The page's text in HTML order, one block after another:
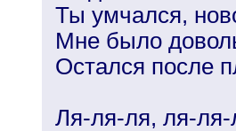
Ты умчался,
Мне было
Остался после
Ля-ля-ля, ля-ля-